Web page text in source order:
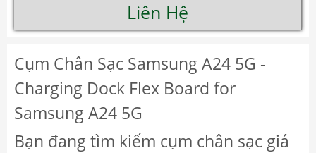
Liên Hệ
Cụm Chân Sạc Samsung A24 5G -
Charging Dock Flex Board for
Samsung A24 5G
Bạn đang tìm kiếm cụm chân sạc giá